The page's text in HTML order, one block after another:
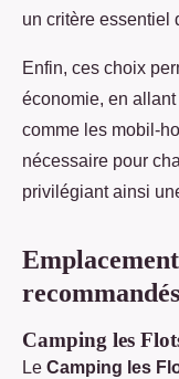
un critère essentiel
Enfin, ces choix
économie, en
comme les mobil-
nécessaire pour
privilégiant ainsi
recommandés
Camping les
Le Camping les